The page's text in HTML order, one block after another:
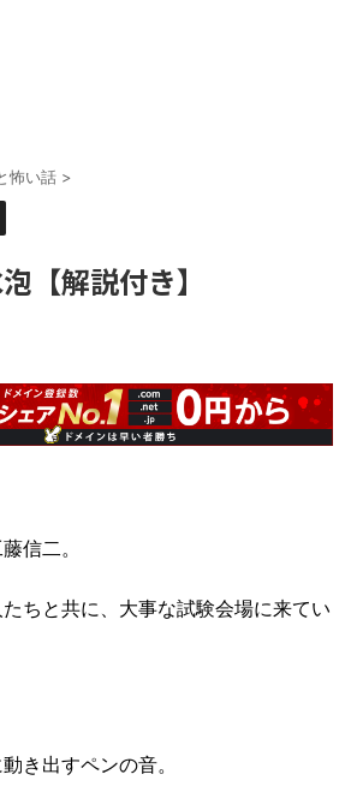
怖い話 >
【解説付き】
信二。
ちと共に、大事な試験会場に来てい
き出すペンの音。